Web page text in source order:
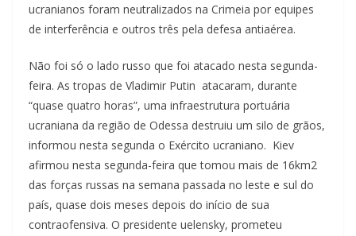
ucranianos foram neutralizados na Crimeia por equipes
de interferência e outros três pela defesa antiaérea.
Não foi só o lado russo que foi atacado nesta segunda-
feira. As tropas de Vladimir Putin atacaram, durante
“quase quatro horas”, uma infraestrutura portuária
ucraniana da região de Odessa destruiu um silo de grãos,
informou nesta segunda o Exército ucraniano. Kiev
afirmou nesta segunda-feira que tomou mais de 16km2
das forças russas na semana passada no leste e sul do
país, quase dois meses depois do início de sua
contraofensiva. O presidente uelensky, prometeu